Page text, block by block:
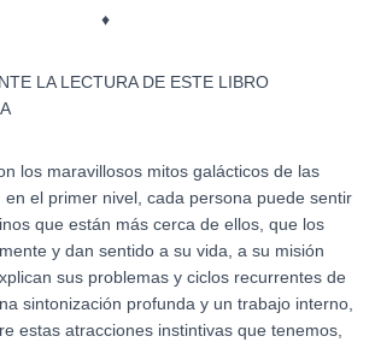
♦
LA LECTURA DE ESTE LIBRO
los maravillosos mitos galácticos de las
en el primer nivel, cada persona puede sentir
que están más cerca de ellos, que los
y dan sentido a su vida, a su misión
sus problemas y ciclos recurrentes de
sintonización profunda y un trabajo interno,
estas atracciones instintivas que tenemos,